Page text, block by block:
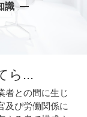
識
ら...
者との間に生じ
及び労働関係に